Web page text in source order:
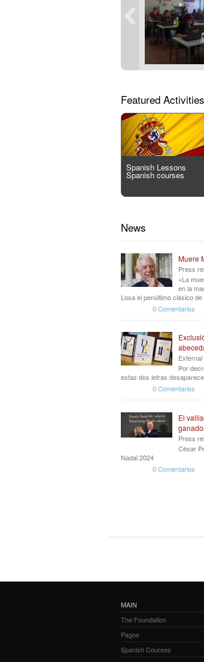
Featured Activities
Spanish Lessons
Spanish courses
News
Muere
Press
«La
en la
Losa el penúltimo clásico de
0 Comentarios
Por
estas dos letras
0 Comentarios
El
Press
César
Nadal 2024
0 Comentarios
MAIN
The Foundation
Pagos
Spanish Courses